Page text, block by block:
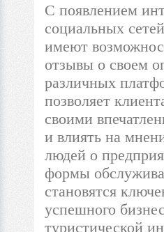
С появлением
социальных
имеют
отзывы о своем
различных
позволяет
своими
и влиять на
людей о
формы
становятся
успешного
туристической